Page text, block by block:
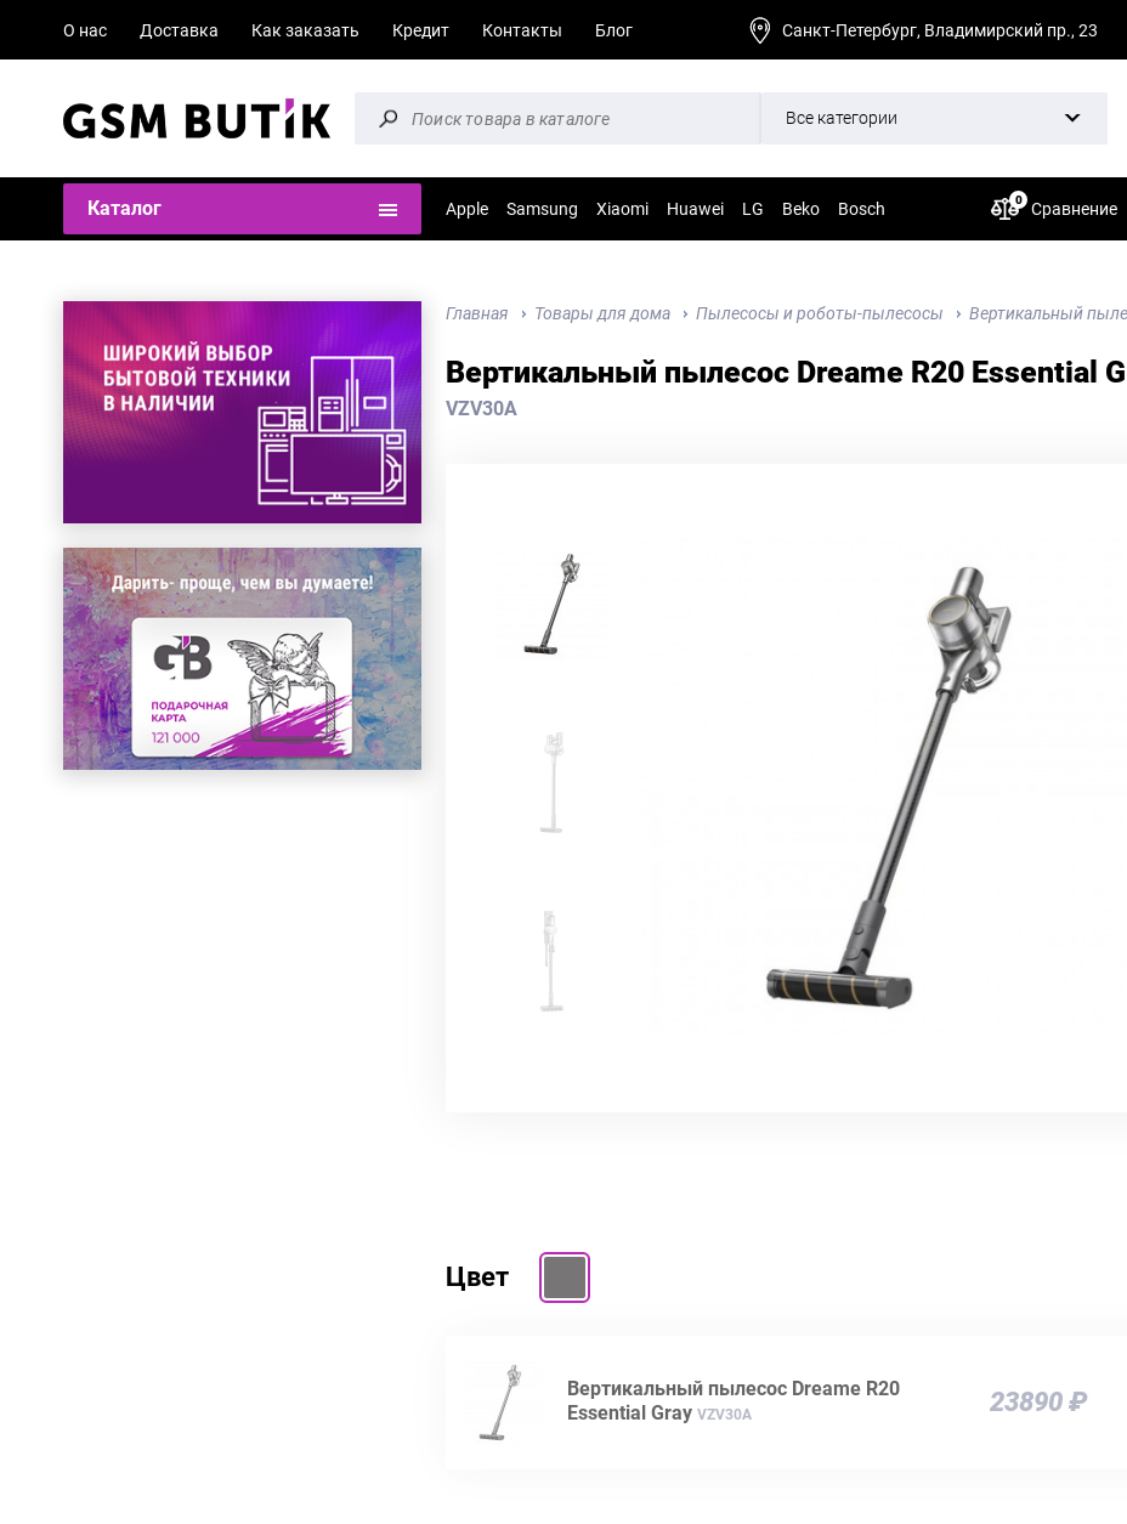
О нас Доставка Как заказать Кредит Контакты Блог Санкт-Петербург, Владимирский пр., 23
Все категории
Каталог Apple Samsung Xiaomi Huawei LG Beko Bosch Сравнение
0
Главная Товары для дома Пылесосы и роботы-пылесосы Вертикальный
Вертикальный пылесос Dreame R20 Essential
VZV30A
Цвет
Вертикальный пылесос Dreame R20
Essential Gray VZV30A 23890 ₽